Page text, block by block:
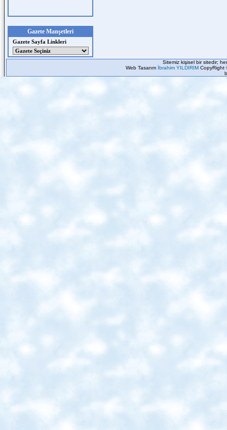
Gazete Manşetleri
Gazete Sayfa Linkleri
Sitemiz kişisel bir sitedir;
Web Tasarım İbrahim YILDIRIM CopyRight